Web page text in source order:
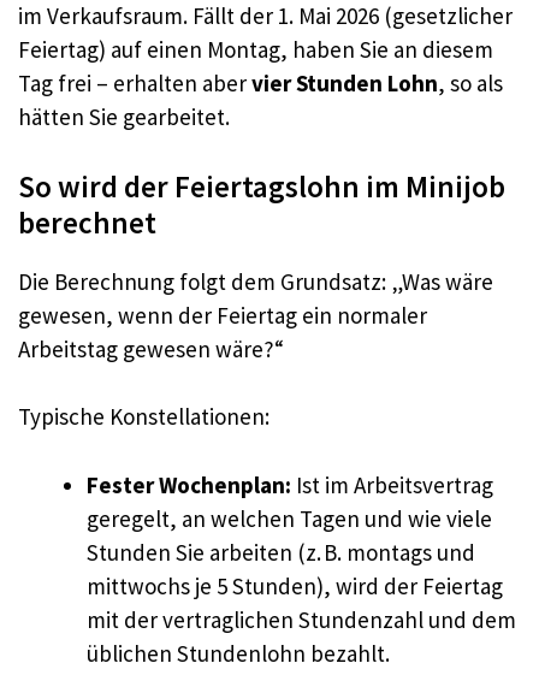
im Verkaufsraum. Fällt der 1. Mai 2026 (gesetzlicher
Feiertag) auf einen Montag, haben Sie an diesem
Tag frei – erhalten abervier Stunden Lohn, so als
hätten Sie gearbeitet.
So wird der Feiertagslohn im Minijob
berechnet
Die Berechnung folgt dem Grundsatz: „Was wäre
gewesen, wenn der Feiertag ein normaler
Arbeitstag gewesen wäre?“
Typische Konstellationen:
Fester Wochenplan: Ist im Arbeitsvertrag
geregelt, an welchen Tagen und wie viele
Stunden Sie arbeiten (z. B. montags und
mittwochs je 5 Stunden), wird der Feiertag
mit der vertraglichen Stundenzahl und dem
üblichen Stundenlohn bezahlt.